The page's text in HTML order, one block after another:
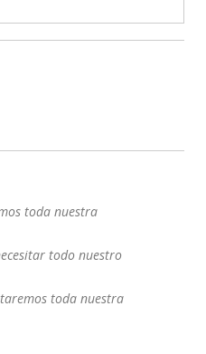
toda nuestra
todo nuestro
toda nuestra